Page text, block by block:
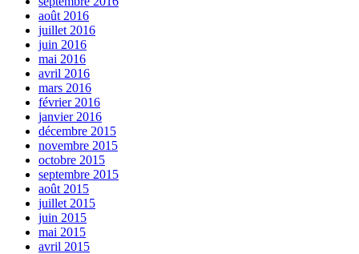
août 2016
juillet 2016
juin 2016
mai 2016
avril 2016
mars 2016
février 2016
janvier 2016
décembre 2015
novembre 2015
octobre 2015
septembre 2015
août 2015
juillet 2015
juin 2015
mai 2015
avril 2015